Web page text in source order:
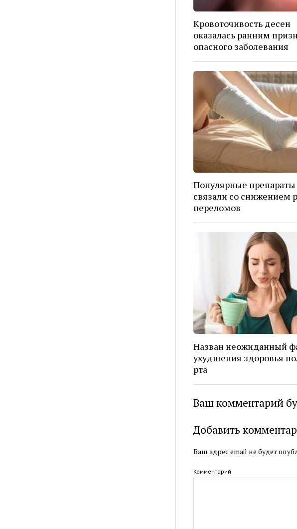
Кровоточивость десен
оказалась ранним
опасного заболевания
Популярные препараты
связали со снижением
переломов
Назван неожиданный
ухудшения здоровья
рта
Ваш комментарий
Добавить
Ваш адрес email не будет
Комментарий